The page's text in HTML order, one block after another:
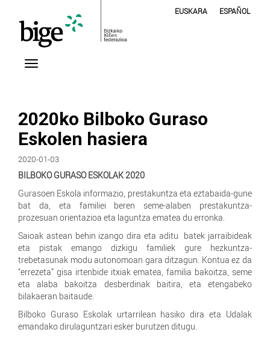
EUSKARA ESPAÑOL
2020ko Bilboko Guraso
Eskolen hasiera
2020-01-03
BILBOKO GURASO ESKOLAK 2020
Gurasoen Eskola informazio, prestakuntza eta eztabaida-gune
bat da, eta familiei beren seme-alaben prestakuntza-
prozesuan orientazioa eta laguntza ematea du erronka.
Saioak astean behin izango dira eta aditu batek jarraibideak
eta pistak emango dizkigu familiek gure hezkuntza-
trebetasunak modu autonomoan gara ditzagun. Kontua ez da
“errezeta” gisa irtenbide itxiak ematea, familia bakoitza, seme
eta alaba bakoitza desberdinak baitira, eta etengabeko
bilakaeran baitaude.
Bilboko Guraso Eskolak urtarrilean hasiko dira eta Udalak
emandako dirulaguntzari esker burutzen ditugu.